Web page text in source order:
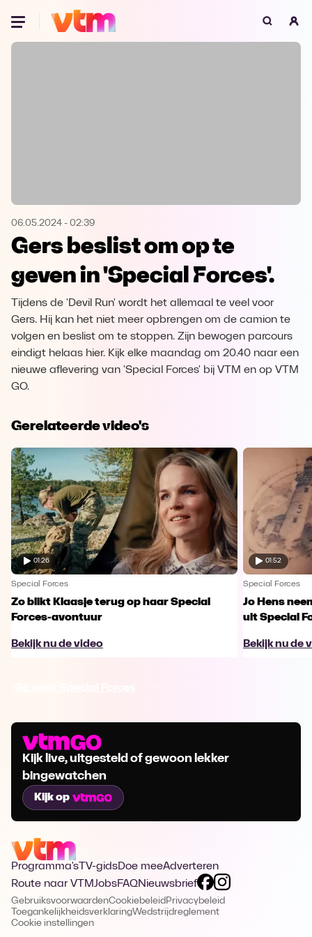
Oeps, browser niet ondersteund
Microsoft Edge Download
Opera Download
06.05.2024 - 02:39
Gers beslist om op te
geven in 'Special Forces'.
Tijdens de 'Devil Run' wordt het allemaal te veel voor
Gers. Hij kan het niet meer opbrengen om de camion te
volgen en beslist om te stoppen. Zijn bewogen parcours
eindigt helaas hier. Kijk elke maandag om 20.40 naar een
nieuwe aflevering van 'Special Forces' bij VTM en op VTM
GO.
Gerelateerde video's
01:26
Special Forces
Zo blikt Klaasje terug op haar Special
Forces-avontuur
Bekijk nu de video
01:52
Special Forces
Jo Hens
uit Special
Bekijk nu de
Kijk live, uitgesteld of gewoon lekker
bingewatchen
Kijk op
Programma's TV-gidsDoe meeAdverteren
Route naar VTMJobsFAQNieuwsbrief
GebruiksvoorwaardenCookiebeleid Privacybeleid
ToegankelijkheidsverklaringWedstrijdreglement
Cookie instellingen